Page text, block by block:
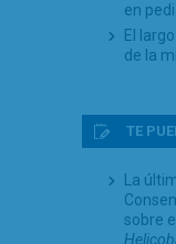
en
El
de la
TE
La
sobre